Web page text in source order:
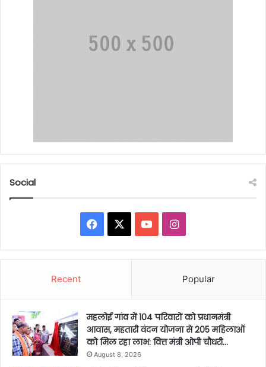
Social
Facebook YouTubeInstagram
Recent Popular
महलोई गांव में 104 परिवारों को प्रधानमंत्री
आवास, महतारी वंदन योजना से 205 महिलाओं
को मिल रहा लाभ: वित्त मंत्री ओपी चौधरी…
August 8, 2026